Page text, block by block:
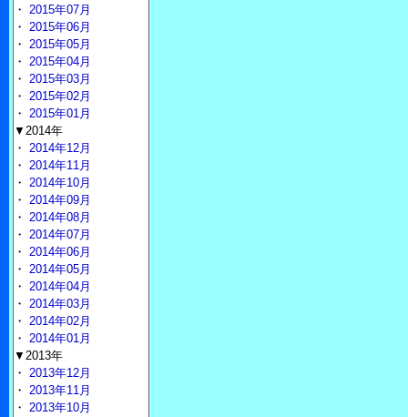
・ 2015年07月
・ 2015年06月
・ 2015年05月
・ 2015年04月
・ 2015年03月
・ 2015年02月
・ 2015年01月
▼2014年
・ 2014年12月
・ 2014年11月
・ 2014年10月
・ 2014年09月
・ 2014年08月
・ 2014年07月
・ 2014年06月
・ 2014年05月
・ 2014年04月
・ 2014年03月
・ 2014年02月
・ 2014年01月
▼2013年
・ 2013年12月
・ 2013年11月
・ 2013年10月